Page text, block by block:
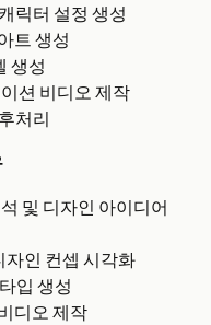
릭터 설정 생성
트 생성
생성
션 비디오 제작
처리
및 디자인 아이디어
자인 컨셉 시각화
입 생성
디오 제작